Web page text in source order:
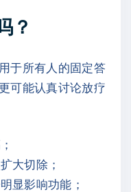
？
于所有人的固定答
可能认真讨论放疗
大切除；
显影响功能；